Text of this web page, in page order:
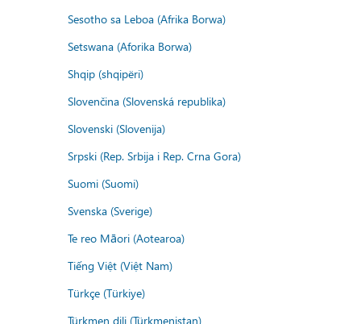
Sesotho sa Leboa (Afrika Borwa)
Setswana (Aforika Borwa)
Shqip (shqipëri)
Slovenčina (Slovenská republika)
Slovenski (Slovenija)
Srpski (Rep. Srbija i Rep. Crna Gora)
Suomi (Suomi)
Svenska (Sverige)
Te reo Māori (Aotearoa)
Tiếng Việt (Việt Nam)
Türkçe (Türkiye)
Türkmen dili (Türkmenistan)